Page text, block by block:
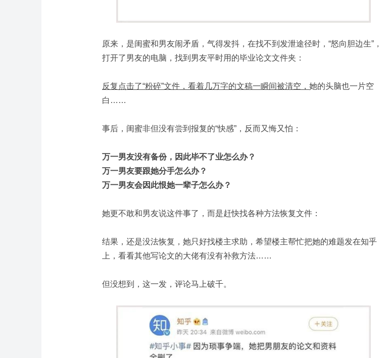
原来，是闺蜜和男友闹矛盾，气得发抖，在找不到发泄途径时，“怒向胆边生”，
打开了男友的电脑，找到男友平时用的毕业论文文件夹：
反复点击了“粉碎”文件，看着几万字的文稿一瞬间被清空， 她的头脑也一片空
白……
事后，闺蜜非但没有尝到报复的“快感”，反而又悔又怕：
万一男友没有备份，因此毕不了业怎么办？
万一男友要跟她分手怎么办？
万一男友会因此恨她一辈子怎么办？
她更不敢和男友说这件事了，而是赶快找各种方法恢复文件：
结果，还是没法恢复，她只好找楼主求助，希望楼主帮忙把她的难题发在知乎
上，看看其他写论文的大佬有没有补救方法……
但没想到，这一发，评论马上破千。